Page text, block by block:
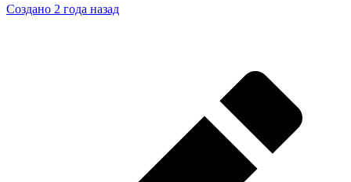
Создано 2 года назад